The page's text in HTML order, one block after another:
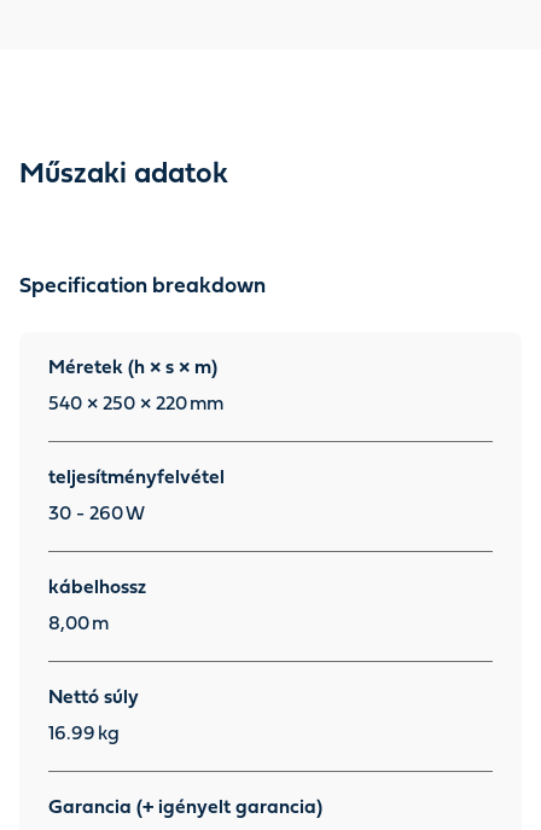
Műszaki adatok
Specification breakdown
Méretek (h × s × m)
540 × 250 × 220 mm
teljesítményfelvétel
30 - 260W
kábelhossz
8,00 m
Nettó súly
16.99 kg
Garancia (+ igényelt garancia)